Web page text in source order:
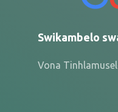
Swikambelo
Vona